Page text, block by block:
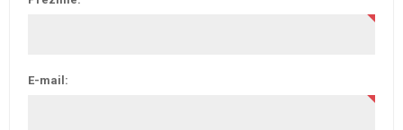
E-mail: